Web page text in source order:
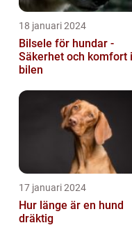
18 januari 2024
Bilsele för hundar -
Säkerhet och komfort i
bilen
17 januari 2024
Hur länge är en hund
dräktig